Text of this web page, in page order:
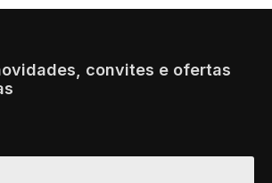
convites e ofertas